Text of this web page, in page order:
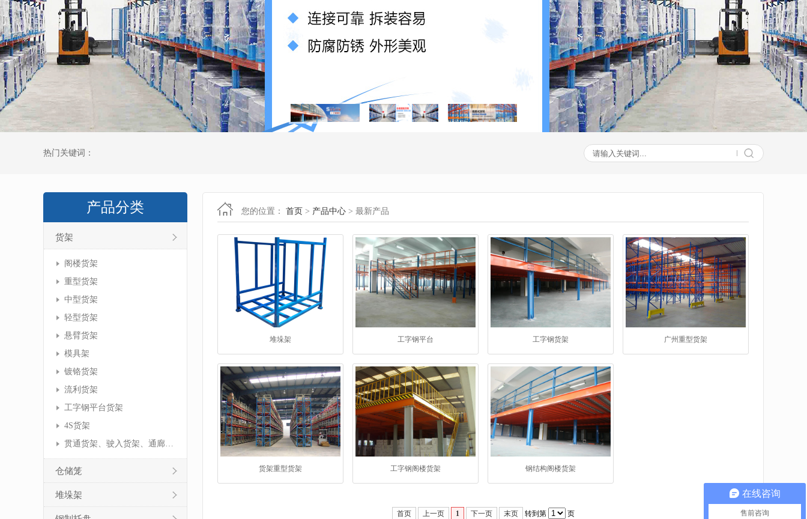
热门关键词：
产品分类
货架
阁楼货架
重型货架
中型货架
轻型货架
悬臂货架
模具架
镀铬货架
流利货架
工字钢平台货架
4S货架
贯通货架、驶入货架、通廊货架
仓储笼
堆垛架
您的位置： 首页 > 产品中心 > 最新产品
堆垛架 工字钢平台 工字钢货架 广州重型货架
货架重型货架 工字钢阁楼货架 钢结构阁楼货架
首页 上一页 1 下一页 末页 转到第 页
在线咨询
售前咨询